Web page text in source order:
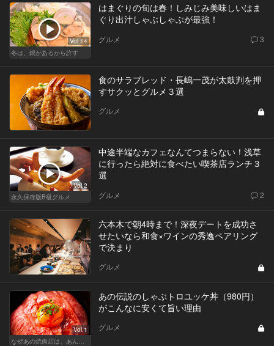
Vol.14
冬は、鍋があるから許す
はまぐりの旬は春！しみじみ美味しいはま
ぐり出汁しゃぶしゃぶが最強！
グルメ 3
食のサラブレッド・長嶋一茂が太鼓判を押
すサクッとグルメ３選
グルメ
Vol.2
永久保存版B級グルメ
中途半端なカフェなんてつまらない！浅草
に行ったら絶対に食べたい喫茶店ランチ３
選
グルメ 2
六本木で朝4時まで！深夜デートを成功さ
せたいなら和食×ワインの秀逸ペアリング
で決まり
グルメ
Vol.1
あの伝説のしゃぶトロユッケ丼（980円）
がこんなに安くて旨い理由
グルメ